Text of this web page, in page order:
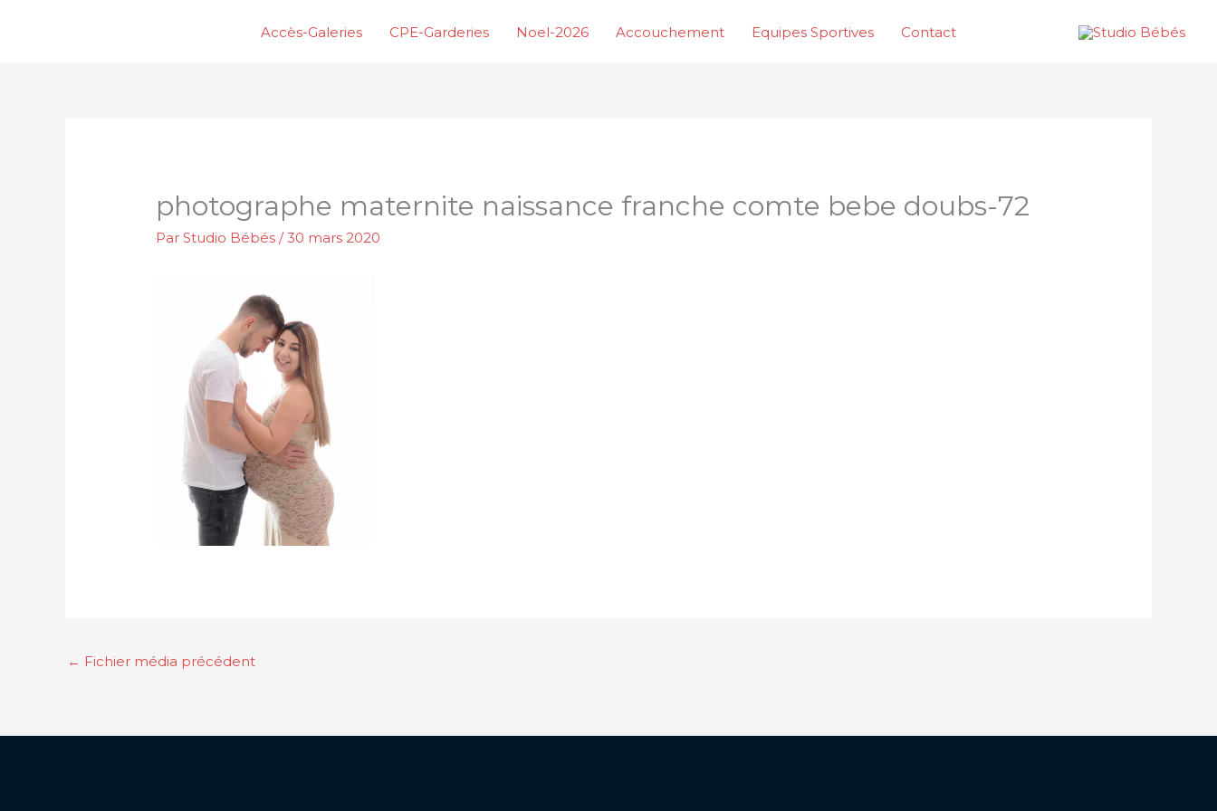
Accès-Galeries CPE-Garderies Noel-2026 Accouchement Equipes Sportives Contact
photographe maternite naissance franche comte bebe doubs-72
ParStudio Bébés/30 mars 2020
← Fichier média précédent